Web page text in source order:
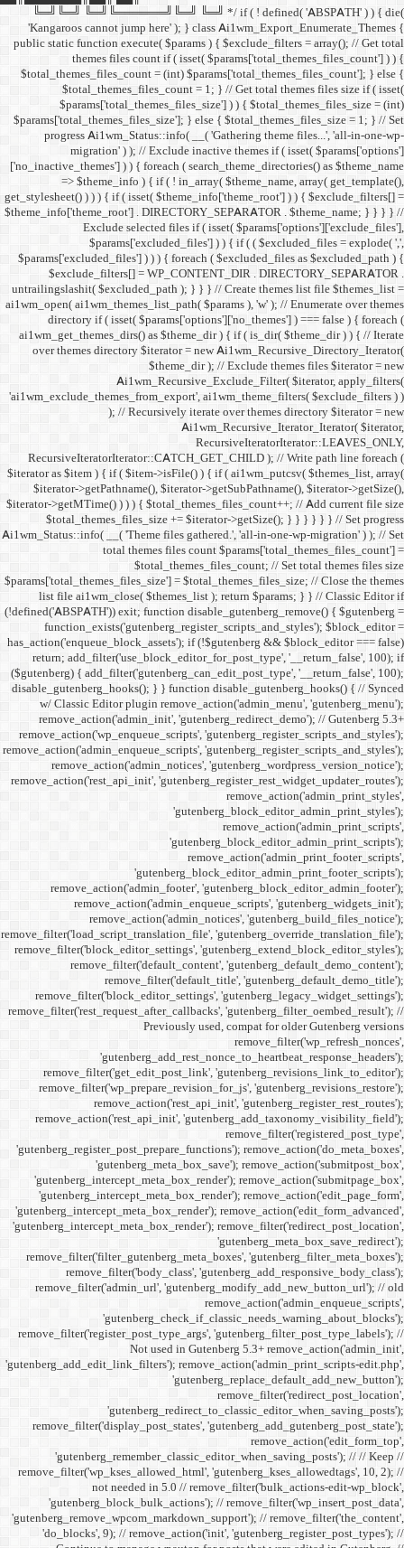
╚═╝╚═╝
'Kangaroos cannot
public static function
themes files
progress
migration' ) ); //
['no_inactive_themes'] ) ) {
=> $theme_info )
get_stylesheet() ) ) ) { if (
$theme_info['theme_root'] .
Exclude
$params['excluded_files']
$exclude_filters[] =
untrailingslashit(
ai1wm_open(
directory if ( isset(
over themes directory
); //
$iterator as $item ) { if (
$iterator-
$iterator->getMTime() ) ) ) {
Ai1wm_Status::info( __(
total
list file ai1wm_close(
(!defined('ABSPATH')) exit;
return;
($gutenberg) {
w/ Classic Editor
Not
not
'do_blocks', 9); //